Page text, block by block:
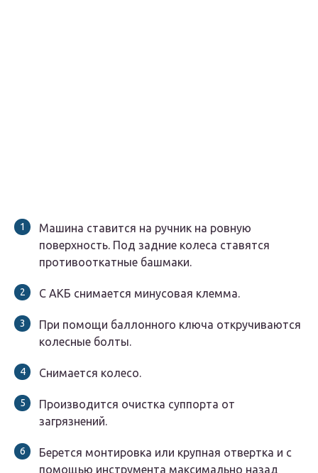
Машина ставится на ручник на ровную
поверхность. Под задние колеса ставятся
противооткатные башмаки.
С АКБ снимается минусовая клемма.
При помощи баллонного ключа откручиваются
колесные болты.
Снимается колесо.
Производится очистка суппорта от
загрязнений.
Берется монтировка или крупная отвертка и с
помощью инструмента максимально назад